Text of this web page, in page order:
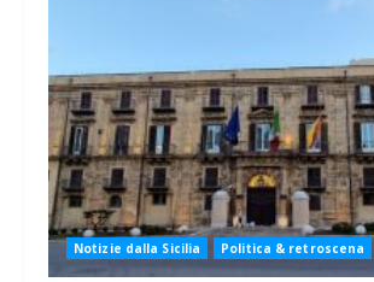
Notizie dalla Sicilia Politica & retroscena